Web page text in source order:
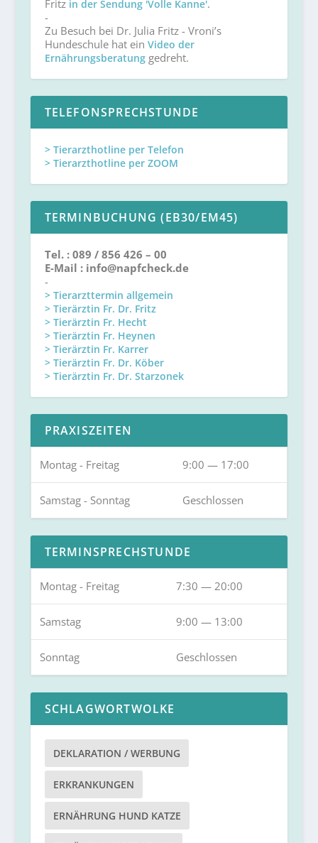
Fritz in der Sendung 'Volle Kanne'.
-
Zu Besuch bei Dr. Julia Fritz - Vroni’s
Hundeschule hat ein Video der
Ernährungsberatung gedreht.
TELEFONSPRECHSTUNDE
> Tierarzthotline per Telefon
> Tierarzthotline per ZOOM
TERMINBUCHUNG (EB30/EM45)
Tel. : 089 / 856 426 – 00
E-Mail : info@napfcheck.de
-
> Tierarzttermin allgemein
> Tierärztin Fr. Dr. Fritz
> Tierärztin Fr. Hecht
> Tierärztin Fr. Heynen
> Tierärztin Fr. Karrer
> Tierärztin Fr. Dr. Köber
> Tierärztin Fr. Dr. Starzonek
PRAXISZEITEN
Montag - Freitag 9:00 — 17:00
Samstag - Sonntag Geschlossen
TERMINSPRECHSTUNDE
Montag - Freitag 7:30 — 20:00
Samstag 9:00 — 13:00
Sonntag Geschlossen
SCHLAGWORTWOLKE
DEKLARATION / WERBUNG
ERKRANKUNGEN
ERNÄHRUNG HUND KATZE